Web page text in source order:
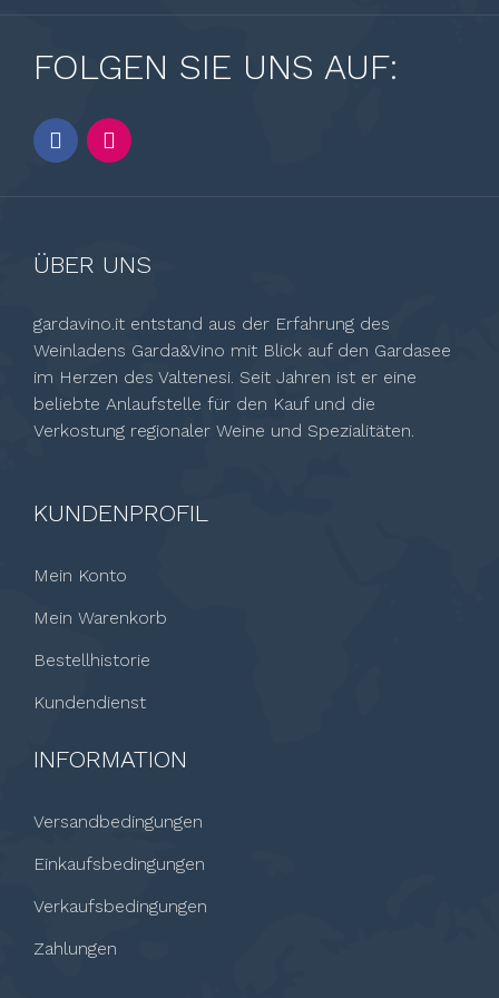
FOLGEN SIE UNS AUF:
ÜBER UNS
gardavino.it entstand aus der Erfahrung des
Weinladens Garda&Vino mit Blick auf den Gardasee
im Herzen des Valtenesi. Seit Jahren ist er eine
beliebte Anlaufstelle für den Kauf und die
Verkostung regionaler Weine und Spezialitäten.
KUNDENPROFIL
Mein Konto
Mein Warenkorb
Bestellhistorie
Kundendienst
INFORMATION
Versandbedingungen
Einkaufsbedingungen
Verkaufsbedingungen
Zahlungen